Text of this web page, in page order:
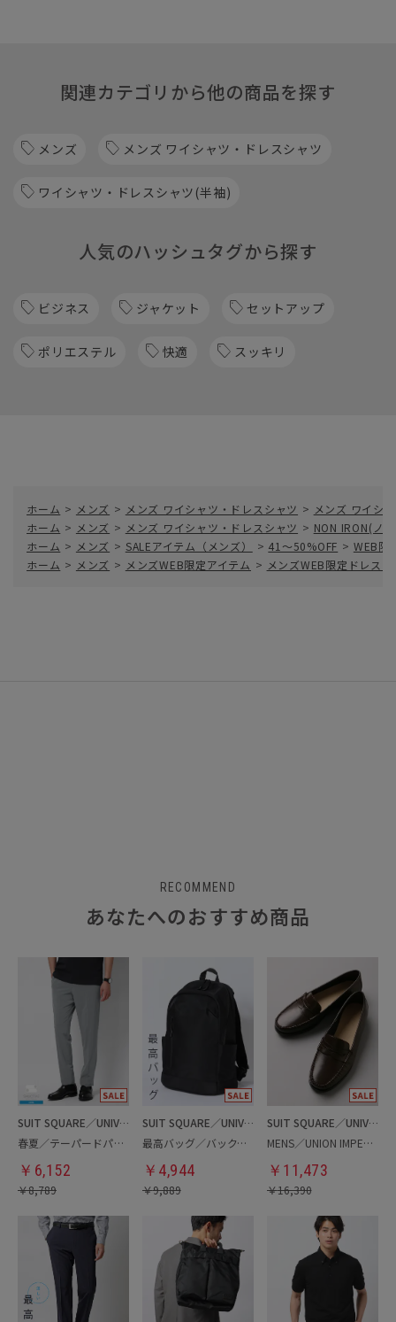
関連カテゴリから他の商品を探す
メンズ メンズ ワイシャツ・ドレスシャツ
ワイシャツ・ドレスシャツ(半袖)
人気のハッシュタグから探す
ビジネス ジャケット セットアップ
ポリエステル 快適 スッキリ
ホーム > メンズ > メンズ ワイシャツ・ドレスシャツ > メンズ ワイシ
ホーム > メンズ > メンズ ワイシャツ・ドレスシャツ > NON IRON(ノ
ホーム > メンズ > SALEアイテム（メンズ） > 41～50%OFF > WEB限
ホーム > メンズ > メンズWEB限定アイテム > メンズWEB限定ドレス
RECOMMEND
あなたへのおすすめ商品
SUIT SQUARE／UNIVERSAL LANGUAGE
春夏／テーパードパンツ
￥ 6,152
￥8,789
SUIT SQUARE／UNIVERSAL LANGUAGE
最高バッグ／バックパック
￥ 4,944
￥9,889
SUIT SQUARE／UNIVERSAL LANGUAGE
MENS／UNION IMPERIAL監修／コインローファー
￥ 11,473
￥16,390